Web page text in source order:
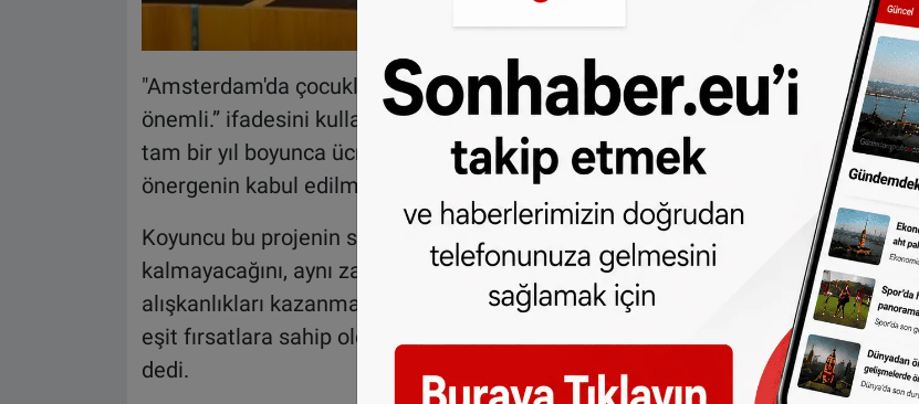
"Amsterdam'da çocuklarımızın eğitimi ve ulaşım özgürlüğü bizim için çok
önemli.” ifadesini kullanan Koyuncu, “2026 yılında 4-11 yaş arasındaki çocuklara
tam bir yıl boyunca ücretsiz toplu taşıma imkânı sunulması için verdiğimiz
önergenin kabul edilmesi, bu önemi yansıtan önemli bir adım oldu” dedi.
Koyuncu bu projenin sadece ailelerin ekonomik yükünü hafifletmekle
kalmayacağını, aynı zamanda genç nesillerin sürdürülebilir ve sağlıklı ulaşım
alışkanlıkları kazanmasını teşvik edeceğini dile getirdi ve “Tüm çocuklarımızın
eşit fırsatlara sahip olduğu bir Amsterdam için çalışmaya devam edeceğiz."
dedi.